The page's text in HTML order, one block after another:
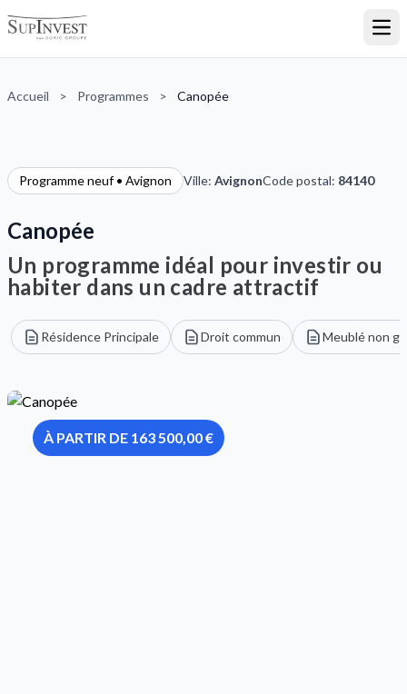
Accueil > Programmes > Canopée
Programme neuf • Avignon Ville: AvignonCode postal: 84140
Canopée
Un programme idéal pour investir ou
habiter dans un cadre attractif
Résidence Principale Droit commun Meublé non
À PARTIR DE 163 500,00 €